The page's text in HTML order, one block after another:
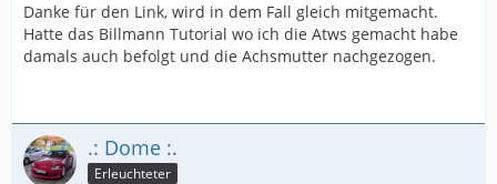
Danke für den Link, wird in dem Fall gleich mitgemacht.
Hatte das Billmann Tutorial wo ich die Atws gemacht habe
damals auch befolgt und die Achsmutter nachgezogen.
.: Dome :.
Erleuchteter